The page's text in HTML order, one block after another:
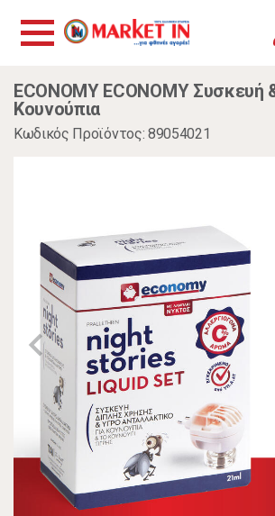
ECONOMY ECONOMY Συσκευή
Κουνούπια
Κωδικός Προϊόντος: 89054021